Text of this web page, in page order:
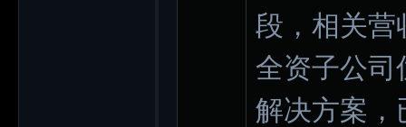
段，相关营
全资子公司
解决方案，